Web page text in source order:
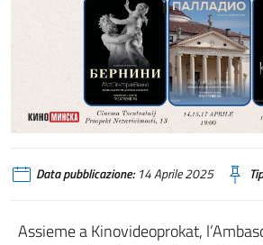
Data pubblicazione:14 Aprile 2025
Assieme a Kinovideoprokat,